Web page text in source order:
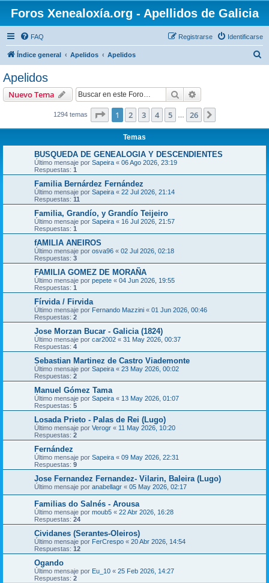
Foros Xenealoxía.org - Apellidos de Galicia
FAQ Identificarse
Registrarse
Índice general Apelidos Apelidos
Apelidos
Nuevo Tema Buscar
1294 temas Página de 26
1 2 3 4 5 26
Temas
BUSQUEDA DE GENEALOGIA Y DESCENDIENTES
Último mensaje por Sapeira « 06 Ago 2026, 23:19
Respuestas: 1
Familia Bernárdez Fernández
Último mensaje por Sapeira « 22 Jul 2026, 21:14
Respuestas: 11
Familia, Grandío, y Grandío Teijeiro
Último mensaje por Sapeira « 16 Jul 2026, 21:57
Respuestas: 1
fAMILIA ANEIROS
Último mensaje por osva96 « 02 Jul 2026, 02:18
Respuestas: 3
FAMILIA GOMEZ DE MORAÑA
Último mensaje por pepete « 04 Jun 2026, 19:55
Respuestas: 1
Fírvida / Firvida
Último mensaje por Fernando Mazzini « 01 Jun 2026, 00:46
Respuestas: 2
Jose Morzan Bucar - Galicia (1824)
Último mensaje por car2002 « 31 May 2026, 00:37
Respuestas: 4
Sebastian Martinez de Castro Viademonte
Último mensaje por Sapeira « 23 May 2026, 00:02
Respuestas: 2
Manuel Gómez Tama
Último mensaje por Sapeira « 13 May 2026, 01:07
Respuestas: 5
Losada Prieto - Palas de Rei (Lugo)
Último mensaje por Verogr « 11 May 2026, 10:20
Respuestas: 2
Fernández
Último mensaje por Sapeira « 09 May 2026, 22:31
Respuestas: 9
Jose Fernandez Fernandez- Vilarin, Baleira (Lugo)
Último mensaje por anabellagr « 05 May 2026, 02:17
Familias do Salnés - Arousa
Último mensaje por moub5 « 22 Abr 2026, 16:28
Respuestas: 24
Cividanes (Serantes-Oleiros)
Último mensaje por FerCrespo « 20 Abr 2026, 14:54
Respuestas: 12
Ogando
Último mensaje por Eu_10 « 25 Feb 2026, 14:27
Respuestas: 2